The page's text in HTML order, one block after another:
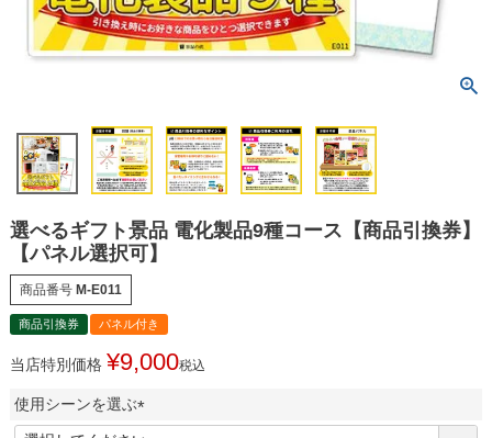
選べるギフト景品 電化製品9種コース【商品引換券】
【パネル選択可】
商品番号 M-E011
商品引換券 パネル付き
当店特別価格 ¥9,000税込
使用シーンを選ぶ
(